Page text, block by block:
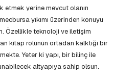
etmek yerine mevcut olanın
yıkımı üzerinden konuyu
Özellikle teknoloji ve iletişim
kitap rolünün ortadan kalktığı bir
Yeter ki yapı, bir bilinç ile
altyapıya sahip olsun.